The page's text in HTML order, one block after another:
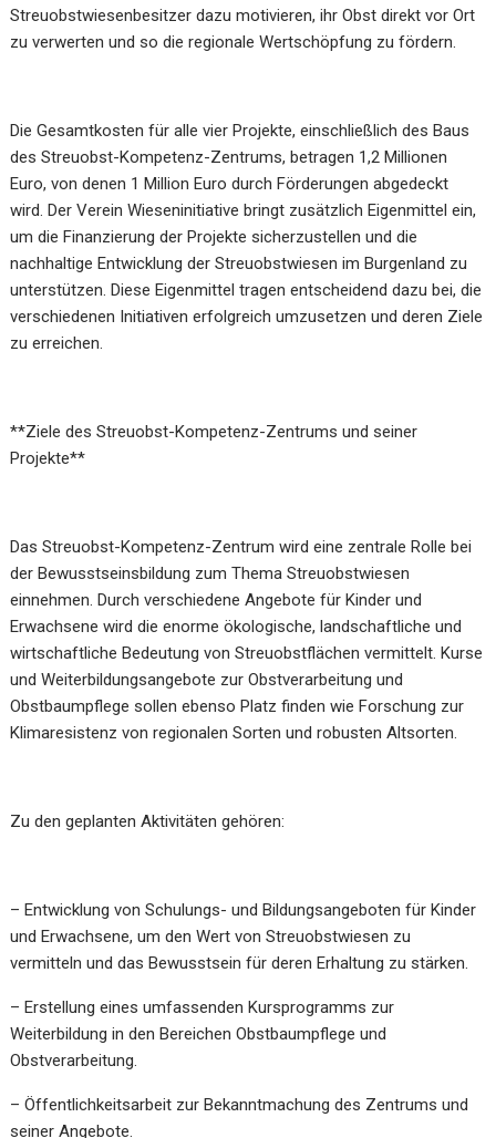
Streuobstwiesenbesitzer dazu motivieren, ihr Obst direkt vor Ort
zu verwerten und so die regionale Wertschöpfung zu fördern.
Die Gesamtkosten für alle vier Projekte, einschließlich des Baus
des Streuobst-Kompetenz-Zentrums, betragen 1,2 Millionen
Euro, von denen 1 Million Euro durch Förderungen abgedeckt
wird. Der Verein Wieseninitiative bringt zusätzlich Eigenmittel ein,
um die Finanzierung der Projekte sicherzustellen und die
nachhaltige Entwicklung der Streuobstwiesen im Burgenland zu
unterstützen. Diese Eigenmittel tragen entscheidend dazu bei, die
verschiedenen Initiativen erfolgreich umzusetzen und deren Ziele
zu erreichen.
**Ziele des Streuobst-Kompetenz-Zentrums und seiner
Projekte**
Das Streuobst-Kompetenz-Zentrum wird eine zentrale Rolle bei
der Bewusstseinsbildung zum Thema Streuobstwiesen
einnehmen. Durch verschiedene Angebote für Kinder und
Erwachsene wird die enorme ökologische, landschaftliche und
wirtschaftliche Bedeutung von Streuobstflächen vermittelt. Kurse
und Weiterbildungsangebote zur Obstverarbeitung und
Obstbaumpflege sollen ebenso Platz finden wie Forschung zur
Klimaresistenz von regionalen Sorten und robusten Altsorten.
Zu den geplanten Aktivitäten gehören:
– Entwicklung von Schulungs- und Bildungsangeboten für Kinder
und Erwachsene, um den Wert von Streuobstwiesen zu
vermitteln und das Bewusstsein für deren Erhaltung zu stärken.
– Erstellung eines umfassenden Kursprogramms zur
Weiterbildung in den Bereichen Obstbaumpflege und
Obstverarbeitung.
– Öffentlichkeitsarbeit zur Bekanntmachung des Zentrums und
seiner Angebote.